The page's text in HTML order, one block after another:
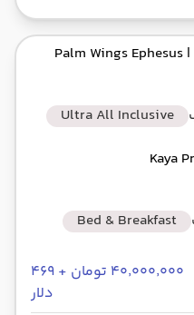
| Palm Wings Ephesus
Ultra All Inclusive
Bed & Breakfast
۴۰٬۰۰۰٬۰۰۰ تومان + ۴۶۹
دلار